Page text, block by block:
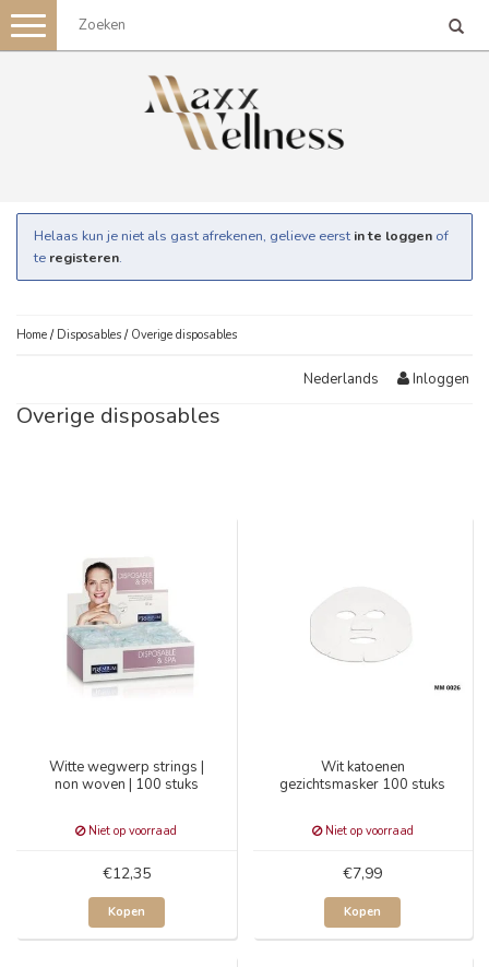
Toggle
navigation
Helaas kun je niet als gast afrekenen, gelieve eerst in te loggen of
te registeren.
Home / Disposables / Overige disposables
Nederlands Inloggen
Overige disposables
Witte wegwerp strings |
non woven | 100 stuks
Niet op voorraad
€12,35
Kopen
Wit katoenen
gezichtsmasker 100 stuks
Niet op voorraad
€7,99
Kopen